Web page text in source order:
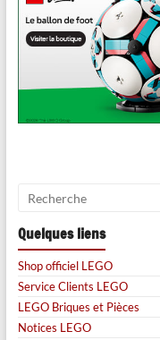
Quelques liens
Shop officiel LEGO
Service Clients LEGO
LEGO Briques et Pièces
Notices LEGO